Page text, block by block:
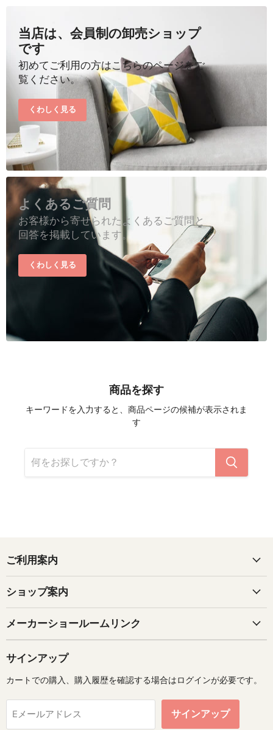
当店は、会員制の卸売ショップ
です
初めてご利用の方はこちらのページをご
覧ください。
くわしく見る
よくあるご質問
お客様から寄せられたよくあるご質問と
回答を掲載しています。
くわしく見る
商品を探す
キーワードを入力すると、商品ページの候補が表示されま
す
ご利用案内
ショップ案内
メーカーショールームリンク
サインアップ
カートでの購入、購入履歴を確認する場合はログインが必要です。
Eメールアドレス サインアップ